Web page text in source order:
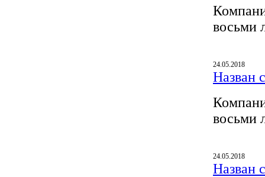
восьми
24.05.2018
Назван
восьми
24.05.2018
Назван